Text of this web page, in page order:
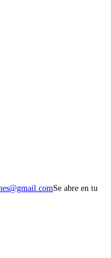
Se abre en tu